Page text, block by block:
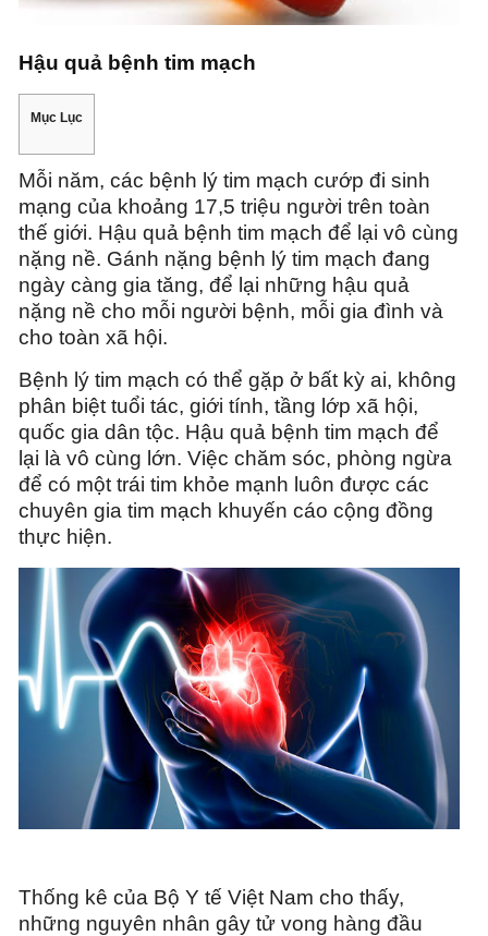
Hậu quả bệnh tim mạch
Mục Lục
Mỗi năm, các bệnh lý tim mạch cướp đi sinh
mạng của khoảng 17,5 triệu người trên toàn
thế giới. Hậu quả bệnh tim mạch để lại vô cùng
nặng nề. Gánh nặng bệnh lý tim mạch đang
ngày càng gia tăng, để lại những hậu quả
nặng nề cho mỗi người bệnh, mỗi gia đình và
cho toàn xã hội.
Bệnh lý tim mạch có thể gặp ở bất kỳ ai, không
phân biệt tuổi tác, giới tính, tầng lớp xã hội,
quốc gia dân tộc. Hậu quả bệnh tim mạch để
lại là vô cùng lớn. Việc chăm sóc, phòng ngừa
để có một trái tim khỏe mạnh luôn được các
chuyên gia tim mạch khuyến cáo cộng đồng
thực hiện.
Thống kê của Bộ Y tế Việt Nam cho thấy,
những nguyên nhân gây tử vong hàng đầu